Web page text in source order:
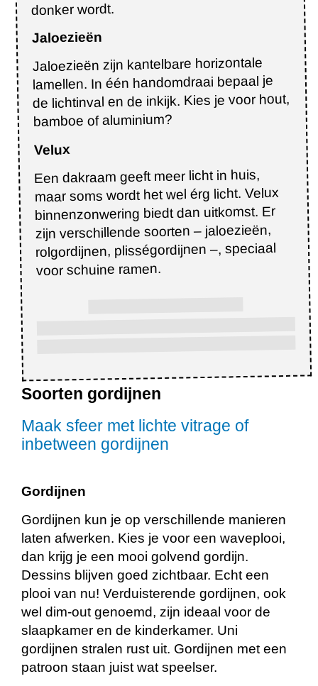
donker wordt.
Jaloezieën
Jaloezieën zijn kantelbare horizontale
lamellen. In één handomdraai bepaal je
de lichtinval en de inkijk. Kies je voor hout,
bamboe of aluminium?
Velux
Een dakraam geeft meer licht in huis,
maar soms wordt het wel érg licht. Velux
binnenzonwering biedt dan uitkomst. Er
zijn verschillende soorten – jaloezieën,
rolgordijnen, plisségordijnen –, speciaal
voor schuine ramen.
Soorten gordijnen
Maak sfeer met lichte vitrage of
inbetween gordijnen
Gordijnen
Gordijnen kun je op verschillende manieren
laten afwerken. Kies je voor een waveplooi,
dan krijg je een mooi golvend gordijn.
Dessins blijven goed zichtbaar. Echt een
plooi van nu! Verduisterende gordijnen, ook
wel dim-out genoemd, zijn ideaal voor de
slaapkamer en de kinderkamer. Uni
gordijnen stralen rust uit. Gordijnen met een
patroon staan juist wat speelser.